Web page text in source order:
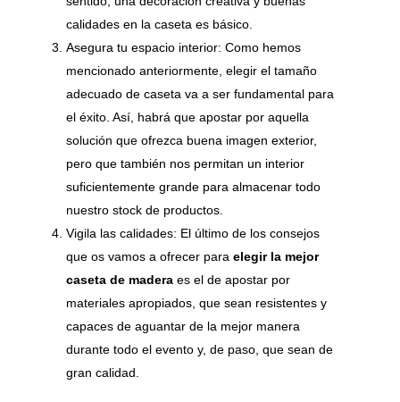
calidades en la caseta es básico.
Asegura tu espacio interior: Como hemos
mencionado anteriormente, elegir el tamaño
adecuado de caseta va a ser fundamental para
el éxito. Así, habrá que apostar por aquella
solución que ofrezca buena imagen exterior,
pero que también nos permitan un interior
suficientemente grande para almacenar todo
nuestro stock de productos.
Vigila las calidades: El último de los consejos
que os vamos a ofrecer para elegir la mejor
caseta de madera es el de apostar por
materiales apropiados, que sean resistentes y
capaces de aguantar de la mejor manera
durante todo el evento y, de paso, que sean de
gran calidad.